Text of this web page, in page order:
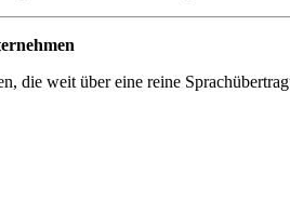
die weit über eine reine